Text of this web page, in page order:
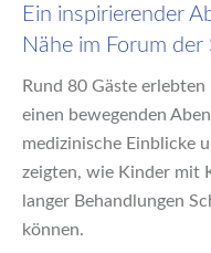
Ein inspirierender
Nähe im Forum
Rund 80 Gäste
einen bewegenden
medizinische Einblicke
zeigten, wie Kinder mit
langer Behandlungen
können.